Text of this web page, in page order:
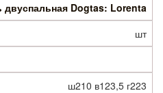
двуспальная Dogtas: Lorenta
шт
ш210 в123,5 г223